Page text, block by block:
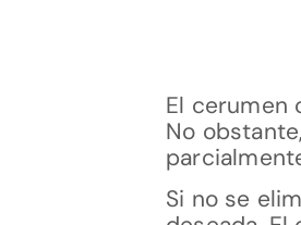
El cerumen
No
Si no se